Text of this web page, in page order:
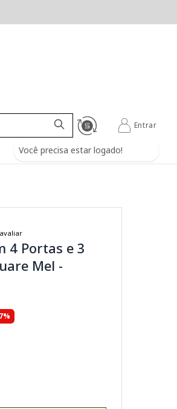
Você precisa estar logado!
Entrar
4 Portas e 3
Mel -